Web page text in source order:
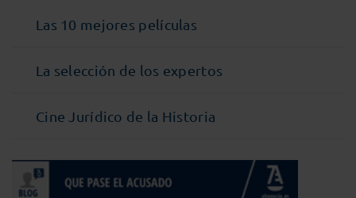
Las 10 mejores películas
La selección de los expertos
Cine Jurídico de la Historia